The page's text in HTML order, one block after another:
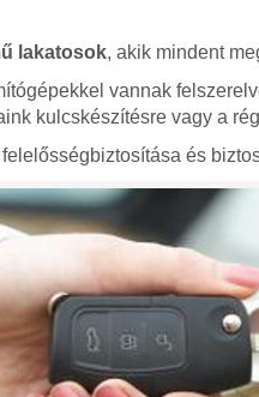
lakatosok, akik mindent
vannak
kulcskészítésre vagy a
és